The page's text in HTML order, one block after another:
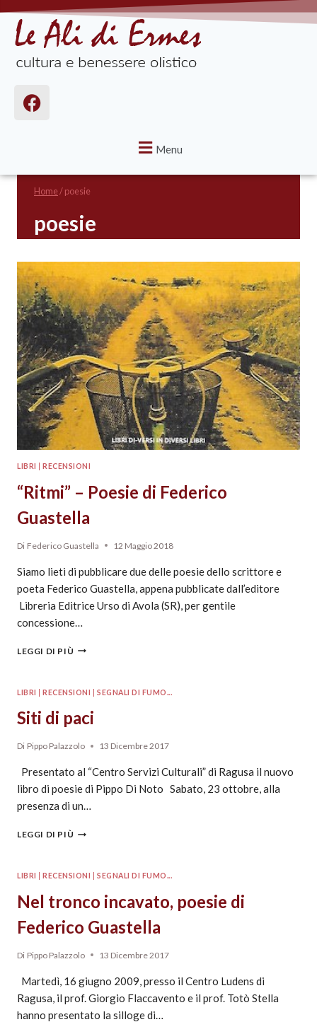
Menu
Home/poesie
poesie
LIBRI |RECENSIONI
“Ritmi” – Poesie di Federico
Guastella
Di Federico Guastella 12 Maggio 2018
Siamo lieti di pubblicare due delle poesie dello scrittore e
poeta Federico Guastella, appena pubblicate dall’editore
Libreria Editrice Urso di Avola (SR), per gentile
concessione…
LEGGI DI PIÙ
LIBRI |RECENSIONI |SEGNALI DI FUMO...
Siti di paci
Di Pippo Palazzolo 13 Dicembre 2017
Presentato al “Centro Servizi Culturali” di Ragusa il nuovo
libro di poesie di Pippo Di Noto Sabato, 23 ottobre, alla
presenza di un…
LEGGI DI PIÙ
LIBRI |RECENSIONI |SEGNALI DI FUMO...
Nel tronco incavato, poesie di
Federico Guastella
Di Pippo Palazzolo 13 Dicembre 2017
Martedì, 16 giugno 2009, presso il Centro Ludens di
Ragusa, il prof. Giorgio Flaccavento e il prof. Totò Stella
hanno presentato la silloge di…